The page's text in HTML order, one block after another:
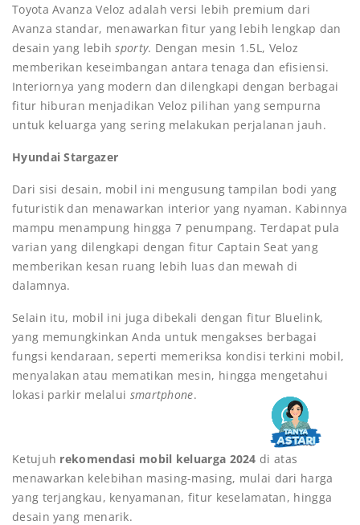
Toyota Avanza Veloz adalah versi lebih premium dari
Avanza standar, menawarkan fitur yang lebih lengkap dan
desain yang lebihsporty. Dengan mesin 1.5L, Veloz
memberikan keseimbangan antara tenaga dan efisiensi.
Interiornya yang modern dan dilengkapi dengan berbagai
fitur hiburan menjadikan Veloz pilihan yang sempurna
untuk keluarga yang sering melakukan perjalanan jauh.
Hyundai Stargazer
Dari sisi desain, mobil ini mengusung tampilan bodi yang
futuristik dan menawarkan interior yang nyaman. Kabinnya
mampu menampung hingga 7 penumpang. Terdapat pula
varian yang dilengkapi dengan fitur Captain Seat yang
memberikan kesan ruang lebih luas dan mewah di
dalamnya.
Selain itu, mobil ini juga dibekali dengan fitur Bluelink,
yang memungkinkan Anda untuk mengakses berbagai
fungsi kendaraan, seperti memeriksa kondisi terkini mobil,
menyalakan atau mematikan mesin, hingga mengetahui
lokasi parkir melalui smartphone.
Ketujuh rekomendasi mobil keluarga 2024 di atas
menawarkan kelebihan masing-masing, mulai dari harga
yang terjangkau, kenyamanan, fitur keselamatan, hingga
desain yang menarik.